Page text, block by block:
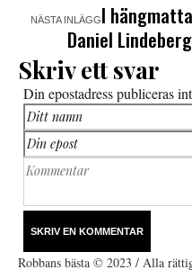
NÄSTA INLÄGGI
Daniel
Skriv ett svar
Din epostadress publiceras
Robbans bästa © 2023 / Alla